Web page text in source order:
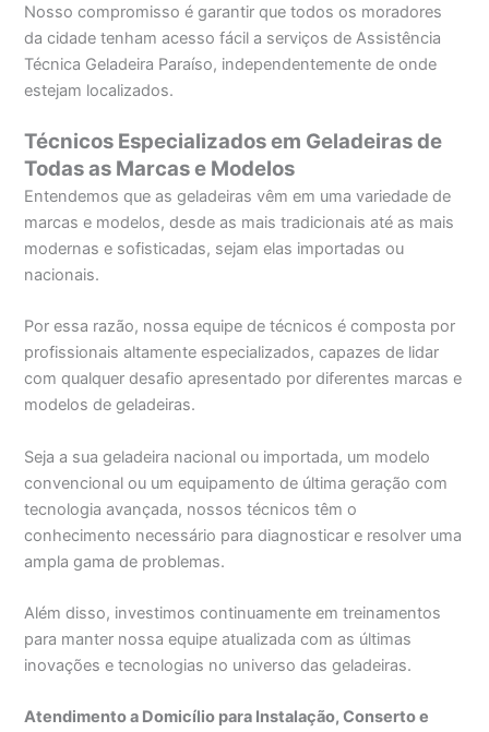
Nosso compromisso é garantir que todos os moradores
da cidade tenham acesso fácil a serviços de Assistência
Técnica Geladeira Paraíso, independentemente de onde
estejam localizados.
Técnicos Especializados em Geladeiras de
Todas as Marcas e Modelos
Entendemos que as geladeiras vêm em uma variedade de
marcas e modelos, desde as mais tradicionais até as mais
modernas e sofisticadas, sejam elas importadas ou
nacionais.
Por essa razão, nossa equipe de técnicos é composta por
profissionais altamente especializados, capazes de lidar
com qualquer desafio apresentado por diferentes marcas e
modelos de geladeiras.
Seja a sua geladeira nacional ou importada, um modelo
convencional ou um equipamento de última geração com
tecnologia avançada, nossos técnicos têm o
conhecimento necessário para diagnosticar e resolver uma
ampla gama de problemas.
Além disso, investimos continuamente em treinamentos
para manter nossa equipe atualizada com as últimas
inovações e tecnologias no universo das geladeiras.
Atendimento a Domicílio para Instalação, Conserto e